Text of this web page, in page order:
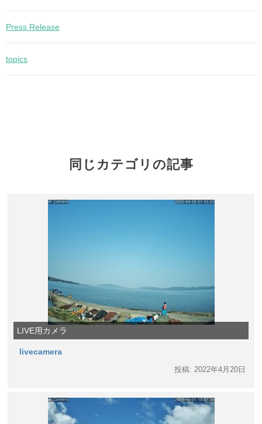
Press Release
topics
同じカテゴリの記事
LIVE用カメラ
livecamera
投稿: 2022年4月20日